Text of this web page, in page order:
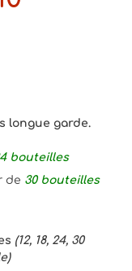
longue garde.
bouteilles
de 30 bouteilles
(12, 18, 24, 30